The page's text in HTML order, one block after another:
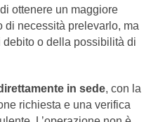
ottenere un maggiore
di necessità prelevarlo, ma
o della possibilità di
in sede, con la
richiesta e una verifica